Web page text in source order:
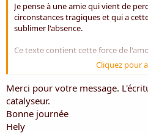
Je pense à une amie qui vient de
circonstances tragiques et qui a
sublimer l'absence.
Ce texte contient cette force de
Il me touche profondément
Amicalement
Pierre
Cliquez pour
Merci pour votre message.
catalyseur.
Bonne journée
Hely